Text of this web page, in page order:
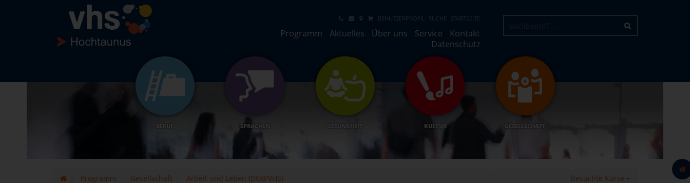
BENUTZERPROFIL SUCHE STARTSEITE
Programm Aktuelles Über uns Service
Kontakt
Datenschutz
BERUF SPRACHEN GESUNDHEIT KULTUR GESELLSCHAFT
Programm Gesellschaft Arbeit und Leben (DGB/VHS) besuchte Kurse